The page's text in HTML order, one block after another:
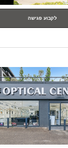
לקבוע פגישה